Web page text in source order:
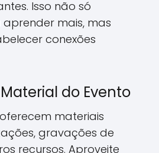
Isso não só
mais, mas
conexões
do Evento
materiais
gravações de
recursos. Aproveite